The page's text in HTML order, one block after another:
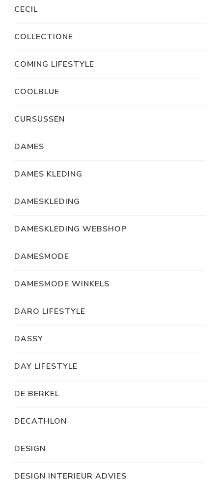
CECIL
COLLECTIONE
COMING LIFESTYLE
COOLBLUE
CURSUSSEN
DAMES
DAMES KLEDING
DAMESKLEDING
DAMESKLEDING WEBSHOP
DAMESMODE
DAMESMODE WINKELS
DARO LIFESTYLE
DASSY
DAY LIFESTYLE
DE BERKEL
DECATHLON
DESIGN
DESIGN INTERIEUR ADVIES